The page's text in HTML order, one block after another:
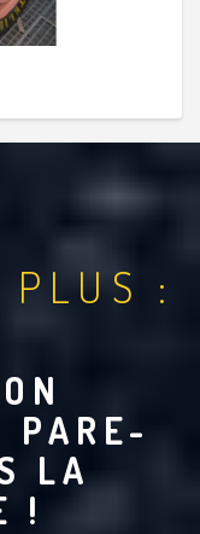
PLUS :
PARE-
LA
!